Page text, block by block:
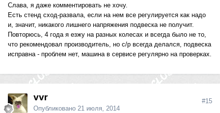
Слава, я даже комментировать не хочу.
Есть стенд сход-развала, если на нем все регулируется как надо
и, значит, никакого лишнего напряжения подвеска не получит.
Повторюсь, 4 года я езжу на разных колесах и всегда было не то,
что рекомендовал производитель, но с/р всегда делался, подвеска
исправна - проблем нет, машина в сервисе регулярно на проверках.
vvr
Опубликовано 21 июля, 2014
#15